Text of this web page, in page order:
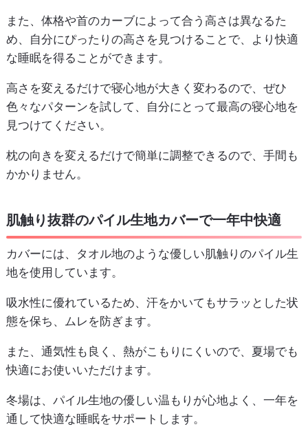
また、体格や首のカーブによって合う高さは異なるた
め、自分にぴったりの高さを見つけることで、より快適
な睡眠を得ることができます。
高さを変えるだけで寝心地が大きく変わるので、ぜひ
色々なパターンを試して、自分にとって最高の寝心地を
見つけてください。
枕の向きを変えるだけで簡単に調整できるので、手間も
かかりません。
肌触り抜群のパイル生地カバーで一年中快適
カバーには、タオル地のような優しい肌触りのパイル生
地を使用しています。
吸水性に優れているため、汗をかいてもサラッとした状
態を保ち、ムレを防ぎます。
また、通気性も良く、熱がこもりにくいので、夏場でも
快適にお使いいただけます。
冬場は、パイル生地の優しい温もりが心地よく、一年を
通して快適な睡眠をサポートします。